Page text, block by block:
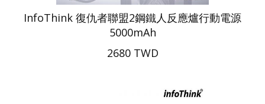
InfoThink 復仇者聯盟2鋼鐵人反應爐行動電源
5000mAh
2680 TWD